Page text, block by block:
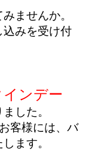
ませんか。
込みを受け付
ンデー
した。
客様には、バ
ます。